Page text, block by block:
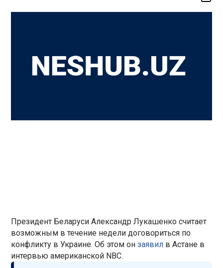
Президент Беларуси Александр Лукашенко считает
возможным в течение недели договориться по
конфликту в Украине. Об этом онзаявил в Астане в
интервью американской NBC.